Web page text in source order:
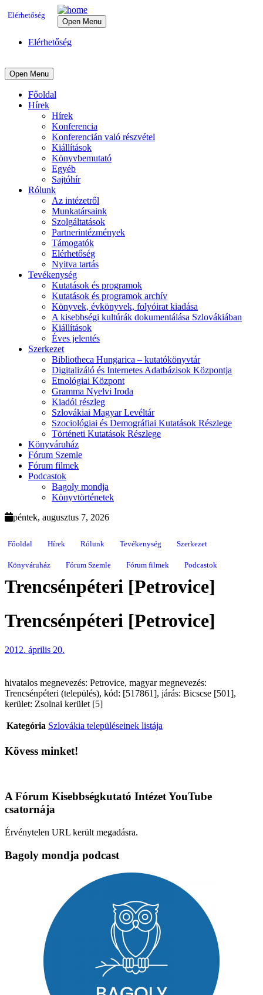
Elérhetőség
Open Menu
Elérhetőség
Open Menu
Főoldal
Hírek
Hírek
Konferencia
Konferencián való részvétel
Kiállítások
Könyvbemutató
Egyéb
Sajtóhír
Rólunk
Az intézetről
Munkatársaink
Szolgáltatások
Partnerintézmények
Támogatók
Elérhetőség
Nyitva tartás
Tevékenység
Kutatások és programok
Kutatások és programok archív
Könyvek, évkönyvek, folyóirat kiadása
A kisebbségi kultúrák dokumentálása Szlovákiában
Kiállítások
Éves jelentés
Szerkezet
Bibliotheca Hungarica – kutatókönyvtár
Digitalizáló és Internetes Adatbázisok Központja
Etnológiai Központ
Gramma Nyelvi Iroda
Kiadói részleg
Szlovákiai Magyar Levéltár
Szociológiai és Demográfiai Kutatások Részlege
Történeti Kutatások Részlege
Könyváruház
Fórum Szemle
Fórum filmek
Podcastok
Bagoly mondja
Könyvtörténetek
péntek, augusztus 7, 2026
Főoldal Hírek Rólunk Tevékenység Szerkezet
Könyváruház Fórum Szemle Fórum filmek Podcastok
Trencsénpéteri [Petrovice]
Trencsénpéteri [Petrovice]
2012. április 20.
hivatalos megnevezés: Petrovice, magyar megnevezés:
Trencsénpéteri (település), kód: [517861], járás: Bicscse [501],
kerület: Zsolnai kerület [5]
Kategória Szlovákia településeinek listája
Kövess minket!
A Fórum Kisebbségkutató Intézet YouTube
csatornája
Érvénytelen URL került megadásra.
Bagoly mondja podcast